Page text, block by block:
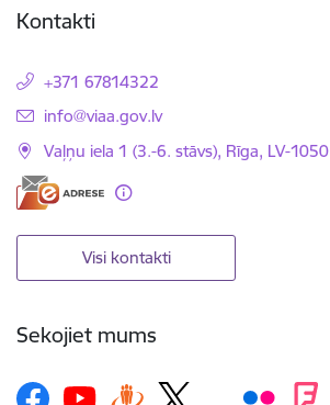
Kontakti
+371 67814322
E-pasts:
info@viaa.gov.lv
Vaļņu iela 1 (3.-6. stāvs), Rīga, LV-1050
Visi kontakti
Sekojiet mums